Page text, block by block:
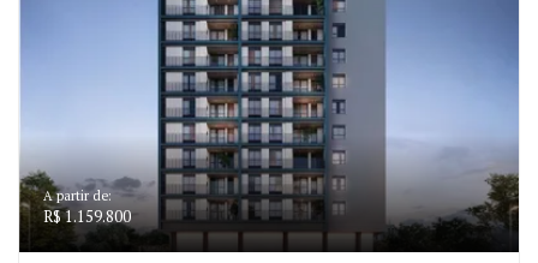
A partir de:
R$ 1.159.800